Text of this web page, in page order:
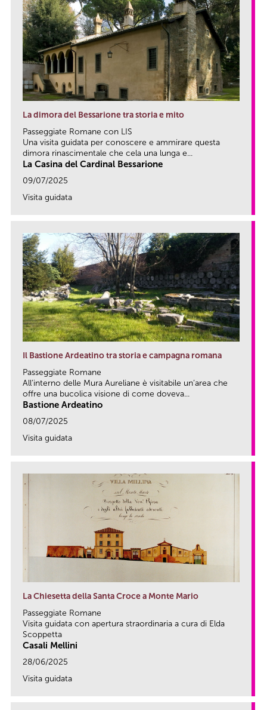
La dimora del Bessarione tra storia e mito
Passeggiate Romane con LIS
Una visita guidata per conoscere e ammirare questa
dimora rinascimentale che cela una lunga e...
La Casina del Cardinal Bessarione
09/07/2025
Visita guidata
Il Bastione Ardeatino tra storia e campagna romana
Passeggiate Romane
All’interno delle Mura Aureliane è visitabile un’area che
offre una bucolica visione di come doveva...
Bastione Ardeatino
08/07/2025
Visita guidata
La Chiesetta della Santa Croce a Monte Mario
Passeggiate Romane
Visita guidata con apertura straordinaria a cura di Elda
Scoppetta
Casali Mellini
28/06/2025
Visita guidata